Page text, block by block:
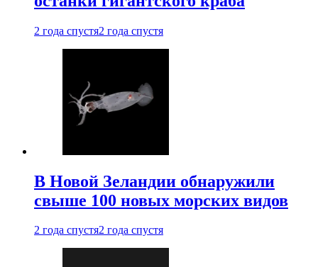
2 года спустя2 года спустя
В Новой Зеландии обнаружили
свыше 100 новых морских видов
2 года спустя2 года спустя